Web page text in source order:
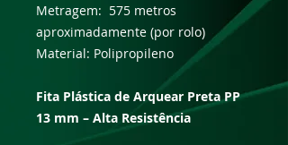
Metragem: 575 metros
aproximadamente (por rolo)
Material: Polipropileno
Fita Plástica de Arquear Preta PP
13 mm – Alta Resistência